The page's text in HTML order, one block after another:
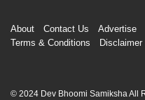
About Contact Us Advertise
Terms & Conditions
Disclaimer
© 2024 Dev Bhoomi Samiksha All